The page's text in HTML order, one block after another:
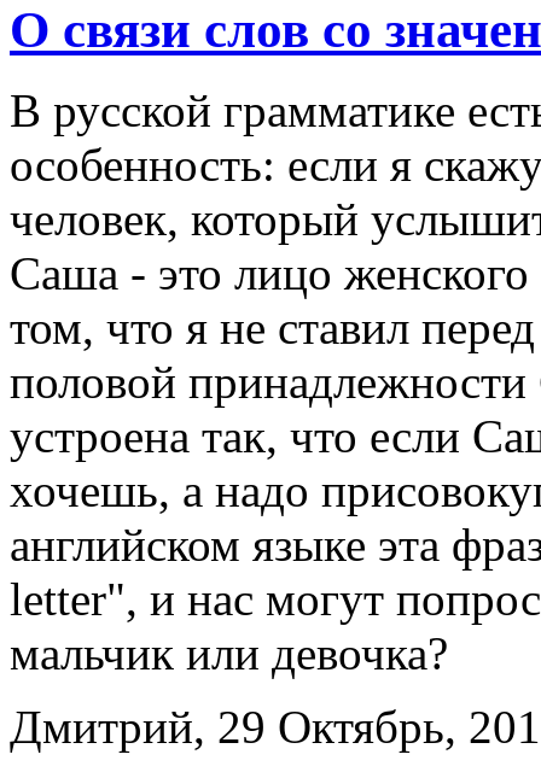
О связи слов со
В русской грамматике
особенность: если я
человек, который
Саша - это лицо
том, что я не ставил
половой
устроена так, что если
хочешь, а надо
английском языке эта
letter", и нас могут
мальчик или девочка?
Дмитрий, 29 Октябрь,